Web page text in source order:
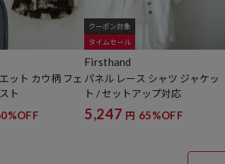
ット カウ柄 フェ
ト
クーポン対象
タイムセール
Firsthand
パネル レース シャツ ジャケッ
ト / セットアップ対応
5,247 円 65%OFF